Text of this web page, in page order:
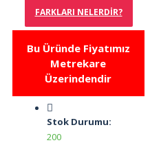
FARKLARI NELERDIR?
Bu Üründe Fiyatımız
Metrekare
Üzerindendir
Stok Durumu:
200